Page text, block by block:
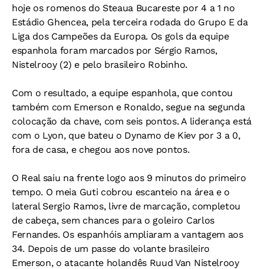
hoje os romenos do Steaua Bucareste por 4 a 1 no
Estádio Ghencea, pela terceira rodada do Grupo E da
Liga dos Campeões da Europa. Os gols da equipe
espanhola foram marcados por Sérgio Ramos,
Nistelrooy (2) e pelo brasileiro Robinho.
Com o resultado, a equipe espanhola, que contou
também com Emerson e Ronaldo, segue na segunda
colocação da chave, com seis pontos. A liderança está
com o Lyon, que bateu o Dynamo de Kiev por 3 a 0,
fora de casa, e chegou aos nove pontos.
O Real saiu na frente logo aos 9 minutos do primeiro
tempo. O meia Guti cobrou escanteio na área e o
lateral Sergio Ramos, livre de marcação, completou
de cabeça, sem chances para o goleiro Carlos
Fernandes. Os espanhóis ampliaram a vantagem aos
34. Depois de um passe do volante brasileiro
Emerson, o atacante holandês Ruud Van Nistelrooy